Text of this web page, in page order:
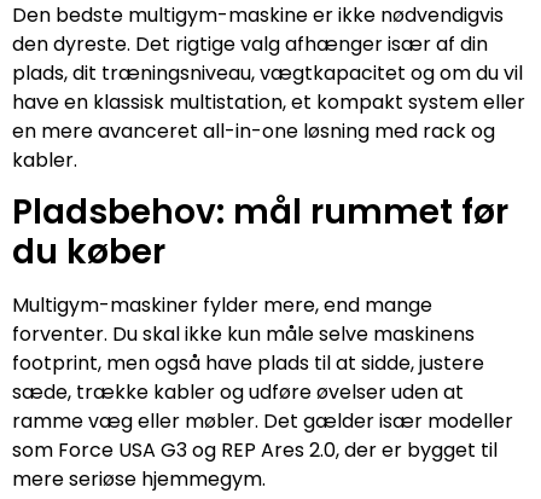
Den bedste multigym-maskine er ikke nødvendigvis
den dyreste. Det rigtige valg afhænger især af din
plads, dit træningsniveau, vægtkapacitet og om du vil
have en klassisk multistation, et kompakt system eller
en mere avanceret all-in-one løsning med rack og
kabler.
Pladsbehov: mål rummet før
du køber
Multigym-maskiner fylder mere, end mange
forventer. Du skal ikke kun måle selve maskinens
footprint, men også have plads til at sidde, justere
sæde, trække kabler og udføre øvelser uden at
ramme væg eller møbler. Det gælder især modeller
som Force USA G3 og REP Ares 2.0, der er bygget til
mere seriøse hjemmegym.